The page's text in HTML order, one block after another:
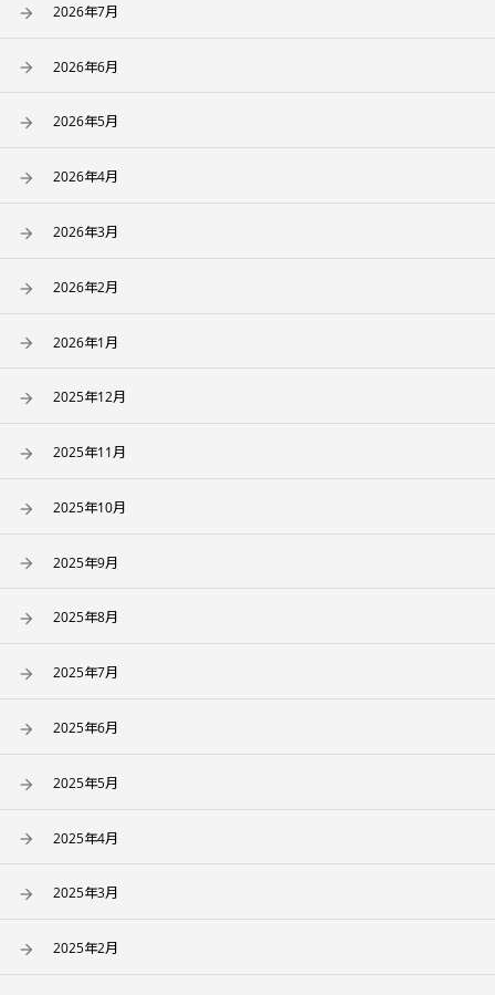
2026年7月
2026年6月
2026年5月
2026年4月
2026年3月
2026年2月
2026年1月
2025年12月
2025年11月
2025年10月
2025年9月
2025年8月
2025年7月
2025年6月
2025年5月
2025年4月
2025年3月
2025年2月